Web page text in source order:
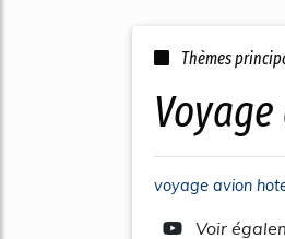
Thèmes
voyage avion
Voir